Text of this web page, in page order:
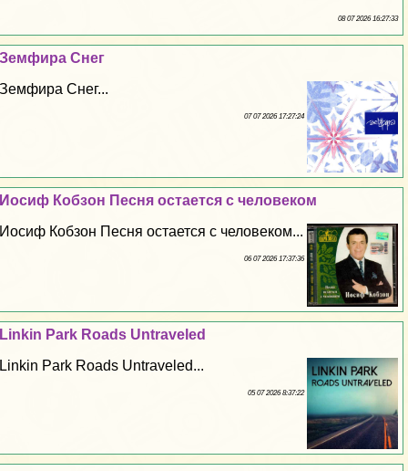
08 07 2026 16:27:33
Земфира Снег
Земфира Снег...
07 07 2026 17:27:24
Иосиф Кобзон Песня остается с человеком
Иосиф Кобзон Песня остается с человеком...
06 07 2026 17:37:36
Linkin Park Roads Untraveled
Linkin Park Roads Untraveled...
05 07 2026 8:37:22